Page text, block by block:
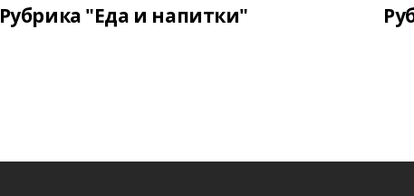
Рубрика "Еда и напитки"